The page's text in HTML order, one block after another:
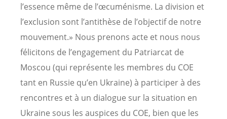
l’essence même de l’œcuménisme. La division et
l’exclusion sont l’antithèse de l’objectif de notre
mouvement.» Nous prenons acte et nous nous
félicitons de l’engagement du Patriarcat de
Moscou (qui représente les membres du COE
tant en Russie qu’en Ukraine) à participer à des
rencontres et à un dialogue sur la situation en
Ukraine sous les auspices du COE, bien que les